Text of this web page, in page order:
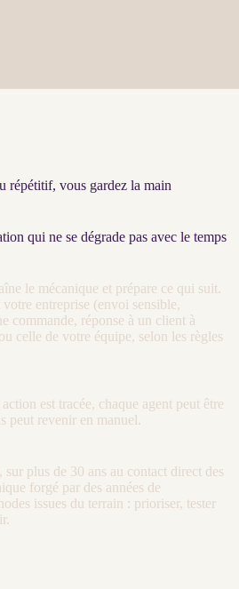
répétitif, vous gardez la main
qui ne se dégrade pas avec le temps
le mécanique et prépare ce qui suit.
entreprise (envoi sensible,
commande, réponse à un client à
celle de votre équipe, selon les règles
est tracée, chaque agent peut être
peut revenir en manuel.
sur plus de 30 ans au contact direct des
forgé par des années de
issues du terrain : prioriser, tester